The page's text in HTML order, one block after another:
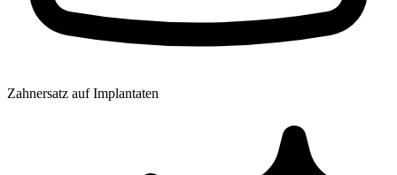
Zahnersatz auf Implantaten